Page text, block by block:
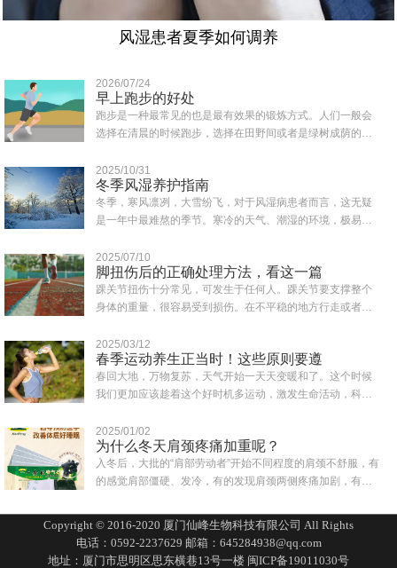
风湿患者夏季如何调养
2026/07/24
早上跑步的好处
跑步是一种最常见的也是最有效果的锻炼方式。人们一般会
选择在清晨的时候跑步，选择在田野间或者是绿树成荫的地
2025/10/31
冬季风湿养护指南
冬季，寒风凛冽，大雪纷飞，对于风湿病患者而言，这无疑
是一年中最难熬的季节。寒冷的天气、潮湿的环境，极易诱
2025/07/10
脚扭伤后的正确处理方法，看这一篇
踝关节扭伤十分常见，可发生于任何人。踝关节要支撑整个
身体的重量，很容易受到损伤。在不平稳的地方行走或者鞋
2025/03/12
春季运动养生正当时！这些原则要遵
春回大地，万物复苏，天气开始一天天变暖和了。这个时候
我们更加应该趁着这个好时机多运动，激发生命活动，科学
2025/01/02
为什么冬天肩颈疼痛加重呢？
入冬后，大批的“肩部劳动者”开始不同程度的肩颈不舒服，有
的感觉肩部僵硬、发冷，有的发现肩颈两侧疼痛加剧，有的
Copyright © 2016-2020 厦门仙峰生物科技有限公司 All Rights
电话：0592-2237629 邮箱：645284938@qq.com
地址：厦门市思明区思东横巷13号一楼 闽ICP备19011030号